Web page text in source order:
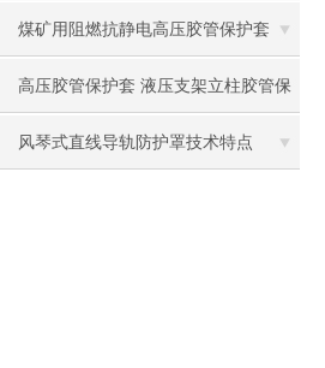
煤矿用阻燃抗静电高压胶管保护套
高压胶管保护套 液压支架立柱胶管保
护套
风琴式直线导轨防护罩技术特点